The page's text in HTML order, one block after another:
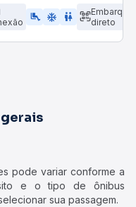
airline_seat_legroom_extra ac_unit WC
Embarque
direto
pode variar conforme a
e o tipo de ônibus
sua passagem.